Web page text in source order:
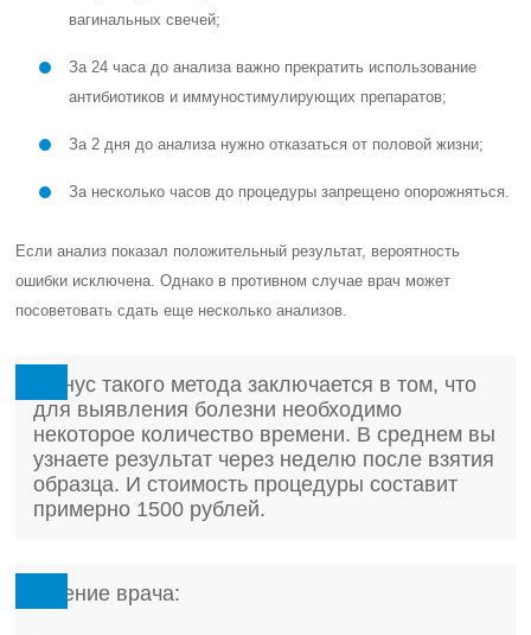
вагинальных свечей;
За 24 часа до анализа важно прекратить использование
антибиотиков и иммуностимулирующих препаратов;
За 2 дня до анализа нужно отказаться от половой жизни;
За несколько часов до процедуры запрещено опорожняться.
Если анализ показал положительный результат, вероятность
ошибки исключена. Однако в противном случае врач может
посоветовать сдать еще несколько анализов.
Минус такого метода заключается в том, что
для выявления болезни необходимо
некоторое количество времени. В среднем вы
узнаете результат через неделю после взятия
образца. И стоимость процедуры составит
примерно 1500 рублей.
Мнение врача: